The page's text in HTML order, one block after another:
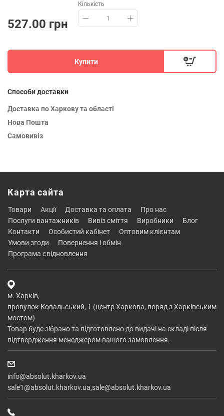
527.00 грн
Кількість
Купити
Способи доставки
Доставка по Харкову та області
Нова Пошта
Самовивіз
Карта сайта
товари акції доставка та оплата
про нас
послуги вантажників
вивіз сміття виробники
блог
контакти
особистий кабінет
оптовим клієнтам
умови згоди
повернення і обмін
програма євідновлення
м. Харків,
провулок Ковальський, 1 (центр Харкова, поряд з Харківським
мостом)
Товар буде зібрано та підготовлено до видачі на складі після
підтвердження менеджером вашого замовлення.
info@absolut.kharkov.ua
sale1@absolut.kharkov.ua,sale@absolut.kharkov.ua